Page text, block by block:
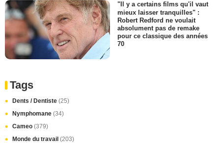
"Il y a certains films qu'il vaut
mieux laisser tranquilles" :
Robert Redford ne voulait
absolument pas de remake
pour ce classique des années
70
Tags
Dents / Dentiste (25)
Nymphomane (34)
Cameo (379)
Monde du travail (203)